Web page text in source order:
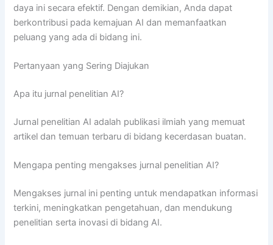
daya ini secara efektif. Dengan demikian, Anda dapat
berkontribusi pada kemajuan AI dan memanfaatkan
peluang yang ada di bidang ini.
Pertanyaan yang Sering Diajukan
Apa itu jurnal penelitian AI?
Jurnal penelitian AI adalah publikasi ilmiah yang memuat
artikel dan temuan terbaru di bidang kecerdasan buatan.
Mengapa penting mengakses jurnal penelitian AI?
Mengakses jurnal ini penting untuk mendapatkan informasi
terkini, meningkatkan pengetahuan, dan mendukung
penelitian serta inovasi di bidang AI.